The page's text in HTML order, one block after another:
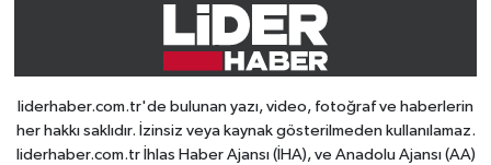
liderhaber.com.tr'de bulunan yazı, video, fotoğraf ve haberlerin
her hakkı saklıdır. İzinsiz veya kaynak gösterilmeden kullanılamaz.
liderhaber.com.tr İhlas Haber Ajansı (İHA), ve Anadolu Ajansı (AA)